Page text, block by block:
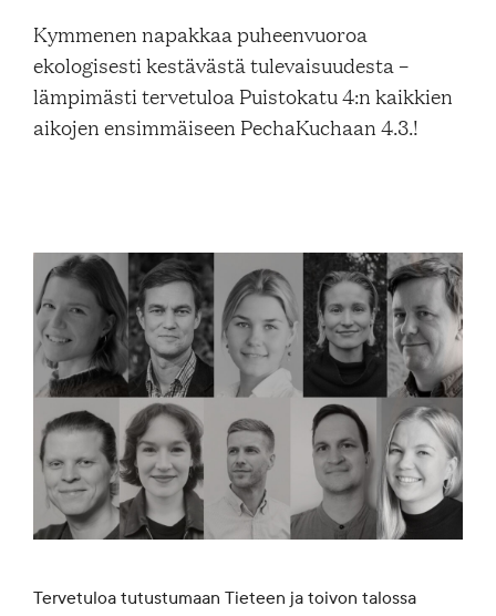
Yhteys- ja lisätiedot
FI EN SV SME
Kymmenen napakkaa puheenvuoroa
ekologisesti kestävästä tulevaisuudesta –
lämpimästi tervetuloa Puistokatu 4:n kaikkien
aikojen ensimmäiseen PechaKuchaan 4.3.!
Tervetuloa tutustumaan Tieteen ja toivon talossa